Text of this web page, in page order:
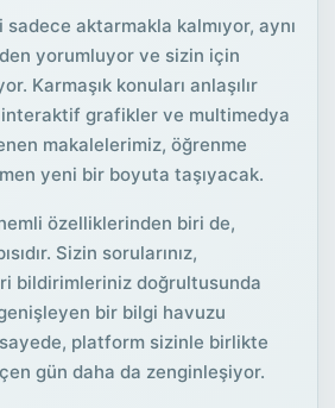
aktarmakla kalmıyor, aynı
yorumluyor ve sizin için
Karmaşık konuları anlaşılır
interaktif grafikler ve multimedya
makalelerimiz, öğrenme
yeni bir boyuta taşıyacak.
özelliklerinden biri de,
Sizin sorularınız,
bildirimleriniz doğrultusunda
bir bilgi havuzu
platform sizinle birlikte
gün daha da zenginleşiyor.